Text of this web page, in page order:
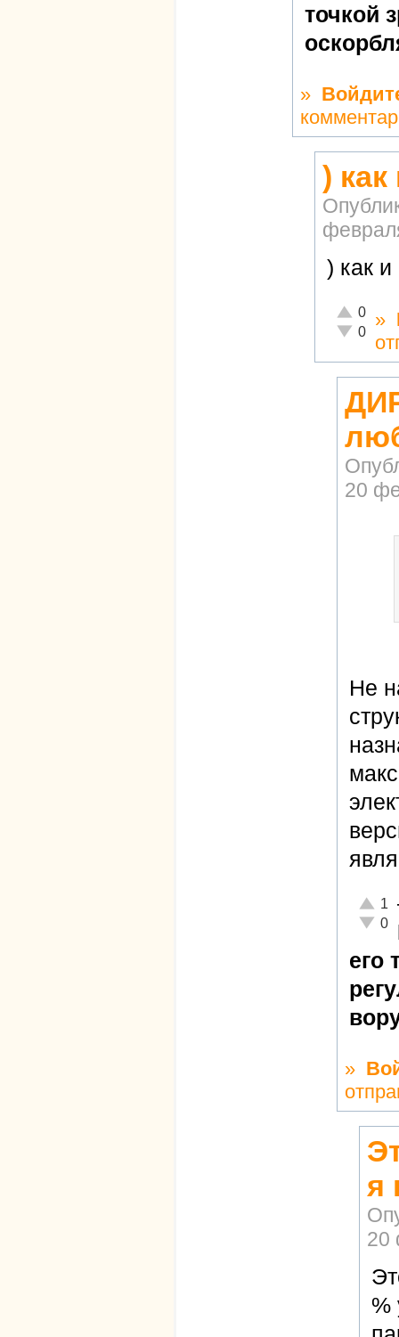
точкой
»
)
) как
Отлично!
0
0
»
20
Не
1
0
его
»
я
20
%